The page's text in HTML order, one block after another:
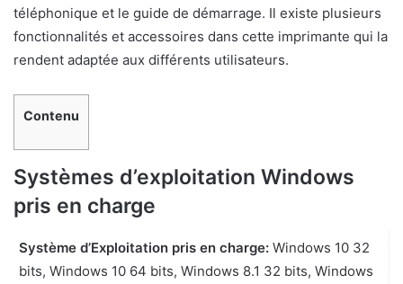
téléphonique et le guide de démarrage. Il existe plusieurs
fonctionnalités et accessoires dans cette imprimante qui la
rendent adaptée aux différents utilisateurs.
Contenu
Systèmes d’exploitation Windows
pris en charge
Système d’Exploitation pris en charge: Windows 10 32
bits, Windows 10 64 bits, Windows 8.1 32 bits, Windows